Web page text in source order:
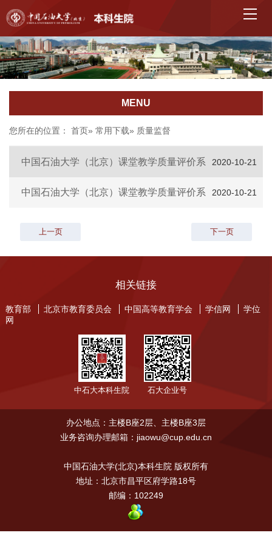
MENU
您所在的位置： 首页» 常用下载» 质量监督
2020-10-21
中国石油大学（北京）课堂教学质量评价系
统使用指南（教师版） 2020-10-21
中国石油大学（北京）课堂教学质量评价系
上一页 下一页
相关链接
教育部 北京市教育委员会 中国高等教育学会 学信网
学位
网
中石大本科生院 石大企业号
办公地点：主楼B座2层、主楼B座3层
业务咨询办理邮箱：jiaowu@cup.edu.cn
中国石油大学(北京)本科生院 版权所有
地址：北京市昌平区府学路18号
邮编：102249